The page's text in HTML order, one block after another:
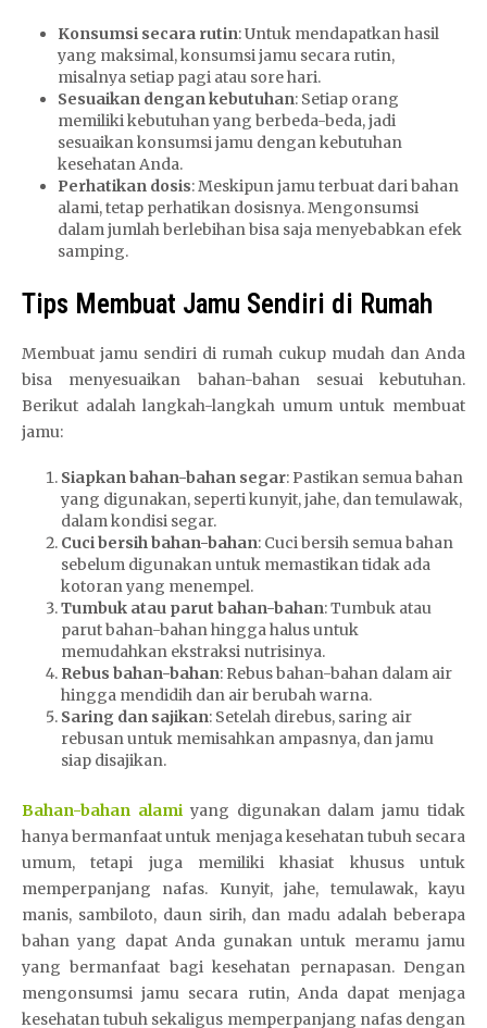
Konsumsi secara rutin: Untuk mendapatkan hasil
yang maksimal, konsumsi jamu secara rutin,
misalnya setiap pagi atau sore hari.
Sesuaikan dengan kebutuhan: Setiap orang
memiliki kebutuhan yang berbeda-beda, jadi
sesuaikan konsumsi jamu dengan kebutuhan
kesehatan Anda.
Perhatikan dosis: Meskipun jamu terbuat dari bahan
alami, tetap perhatikan dosisnya. Mengonsumsi
dalam jumlah berlebihan bisa saja menyebabkan efek
samping.
Tips Membuat Jamu Sendiri di Rumah
Membuat jamu sendiri di rumah cukup mudah dan Anda
bisa menyesuaikan bahan-bahan sesuai kebutuhan.
Berikut adalah langkah-langkah umum untuk membuat
jamu:
Siapkan bahan-bahan segar: Pastikan semua bahan
yang digunakan, seperti kunyit, jahe, dan temulawak,
dalam kondisi segar.
Cuci bersih bahan-bahan: Cuci bersih semua bahan
sebelum digunakan untuk memastikan tidak ada
kotoran yang menempel.
Tumbuk atau parut bahan-bahan: Tumbuk atau
parut bahan-bahan hingga halus untuk
memudahkan ekstraksi nutrisinya.
Rebus bahan-bahan: Rebus bahan-bahan dalam air
hingga mendidih dan air berubah warna.
Saring dan sajikan: Setelah direbus, saring air
rebusan untuk memisahkan ampasnya, dan jamu
siap disajikan.
Bahan-bahan alamiyang digunakan dalam jamu tidak
hanya bermanfaat untuk menjaga kesehatan tubuh secara
umum, tetapi juga memiliki khasiat khusus untuk
memperpanjang nafas. Kunyit, jahe, temulawak, kayu
manis, sambiloto, daun sirih, dan madu adalah beberapa
bahan yang dapat Anda gunakan untuk meramu jamu
yang bermanfaat bagi kesehatan pernapasan. Dengan
mengonsumsi jamu secara rutin, Anda dapat menjaga
kesehatan tubuh sekaligus memperpanjang nafas dengan